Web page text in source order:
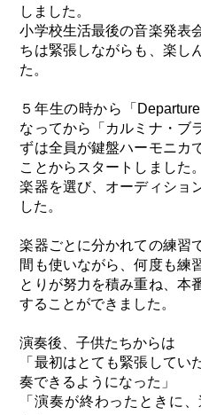
しました。
小学校生活最後の音楽発表
ちは緊張しながらも、楽し
た。
５年生の時から「
なってから「カルミナ・ブ
ずは全員が鍵盤ハーモニカ
ことからスタートしました
楽器を選び、オーディショ
した。
楽器ごとに分かれての練習
間も使いながら、何度も練
とりが努力を積み重ね、本
することができました。
演奏後、子供たちからは
「最初はとても緊張して
奏できるようになった」
「演奏が終わったときに